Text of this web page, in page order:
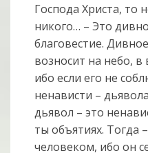
Господа Христа, то
никого… – Это
благовестие.
возносит на небо,
ибо если его не
ненависти –
дьявол – это
ты объятиях. Тогда
человеком, ибо он